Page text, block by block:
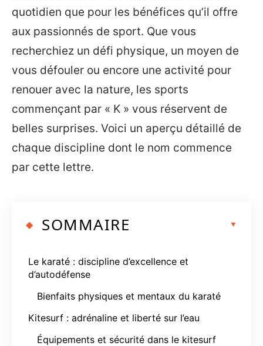
quotidien que pour les bénéfices qu’il offre
aux passionnés de sport. Que vous
recherchiez un défi physique, un moyen de
vous défouler ou encore une activité pour
renouer avec la nature, les sports
commençant par « K » vous réservent de
belles surprises. Voici un aperçu détaillé de
chaque discipline dont le nom commence
par cette lettre.
SOMMAIRE
Le karaté : discipline d’excellence et
d’autodéfense
Bienfaits physiques et mentaux du karaté
Kitesurf : adrénaline et liberté sur l’eau
Équipements et sécurité dans le kitesurf